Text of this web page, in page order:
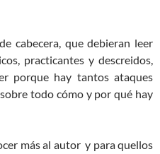
cabecera, que debieran leer
practicantes y descreidos,
porque hay tantos ataques
todo cómo y por qué hay
más al autor y para quellos